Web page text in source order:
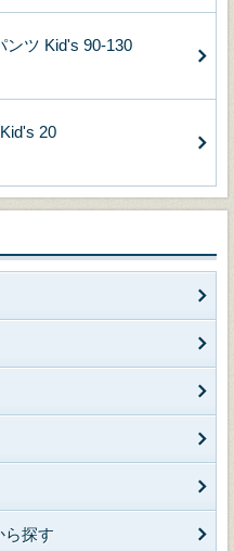
ンツ Kid's 90-130
20
ら探す